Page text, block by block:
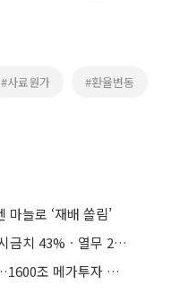
#사료원가 #환율변동
늘로 ‘재배 쏠림’
생산부터 밥상까지 덮친 폭염…시금치 43%ㆍ열무 28% 급등
용인·호남 반도체 산단 ‘속도전’…1600조 메가투자 이행 총력